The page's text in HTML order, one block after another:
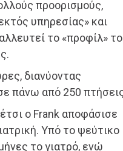
προορισμούς,
υπηρεσίας» και
το «προφίλ»
διανύοντας
πάνω από 250
ο Frank αποφάσισε
Υπό το ψεύτικο
το γιατρό, ενώ